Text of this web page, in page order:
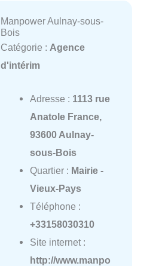
Manpower Aulnay-sous-
Bois
Catégorie : Agence
d'intérim
Adresse : 1113 rue
Anatole France,
93600 Aulnay-
sous-Bois
Quartier : Mairie -
Vieux-Pays
Téléphone :
+33158030310
Site internet :
http://www.manpo